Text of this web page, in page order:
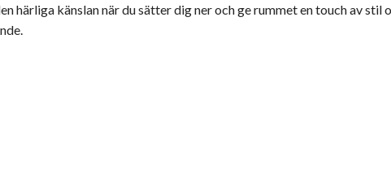
härliga känslan när du sätter dig ner och ge rummet en touch av